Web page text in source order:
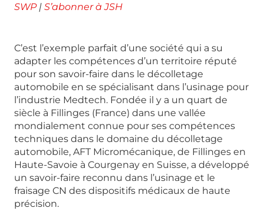
SWP| S’abonner à JSH
C’est l’exemple parfait d’une société qui a su
adapter les compétences d’un territoire réputé
pour son savoir-faire dans le décolletage
automobile en se spécialisant dans l’usinage pour
l’industrie Medtech. Fondée il y a un quart de
siècle à Fillinges (France) dans une vallée
mondialement connue pour ses compétences
techniques dans le domaine du décolletage
automobile, AFT Micromécanique, de Fillinges en
Haute-Savoie à Courgenay en Suisse, a développé
un savoir-faire reconnu dans l’usinage et le
fraisage CN des dispositifs médicaux de haute
précision.